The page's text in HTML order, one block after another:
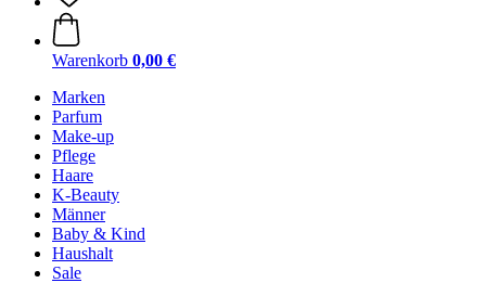
Warenkorb 0,00 €
Marken
Parfum
Make-up
Pflege
Haare
K-Beauty
Männer
Baby & Kind
Haushalt
Sale